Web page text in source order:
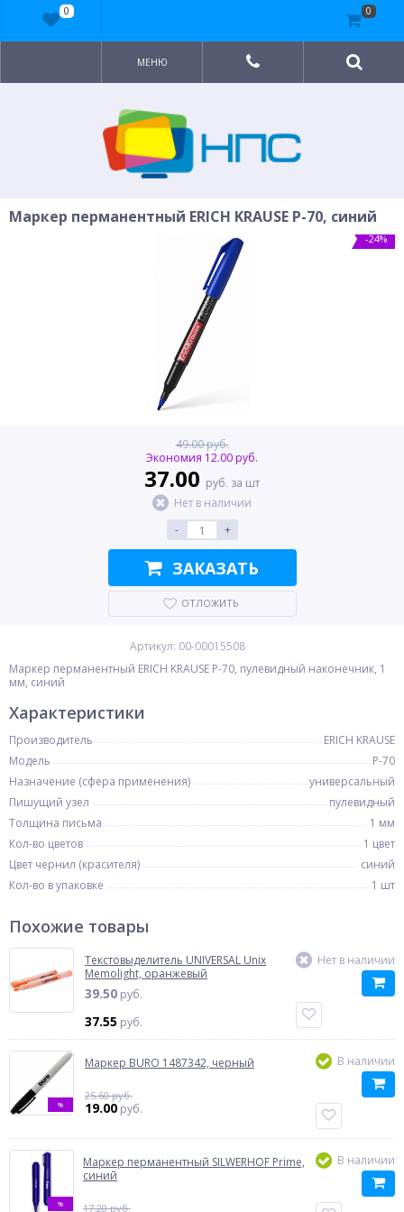
МЕНЮ
Маркер перманентный ERICH KRAUSE P-70, синий
-24%
49.00 руб.
Экономия 12.00 руб.
37.00 руб. за шт
Нет в наличии
-
+
ЗАКАЗАТЬ
ОТЛОЖИТЬ
Артикул: 00-00015508
Маркер перманентный ERICH KRAUSE P-70, пулевидный наконечник, 1
мм, синий
Характеристики
Производитель
ERICH KRAUSE
Модель
P-70
Назначение (сфера применения)
универсальный
Пишущий узел
пулевидный
Толщина письма
1 мм
Кол-во цветов
1 цвет
Цвет чернил (красителя)
синий
Кол-во в упаковке
1 шт
Похожие товары
Текстовыделитель UNIVERSAL Unix
Memolight, оранжевый
39.50 руб.
37.55 руб.
Нет в наличии
%
Маркер BURO 1487342, черный
25.60 руб.
19.00 руб.
В наличии
%
Маркер перманентный SILWERHOF Prime,
синий
17.20 руб.
В наличии
0 0